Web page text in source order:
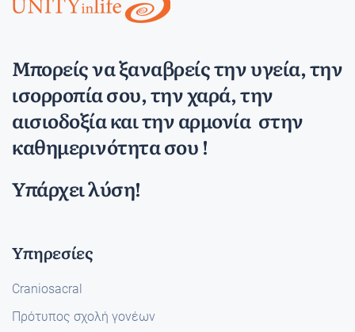
Μπορείς να ξαναβρείς την υγεία, την
ισορροπία σου, την χαρά, την
αισιοδοξία και την αρμονία στην
καθημερινότητα σου !
Υπάρχει λύση!
Υπηρεσίες
Craniosacral
Πρότυπος σχολή γονέων